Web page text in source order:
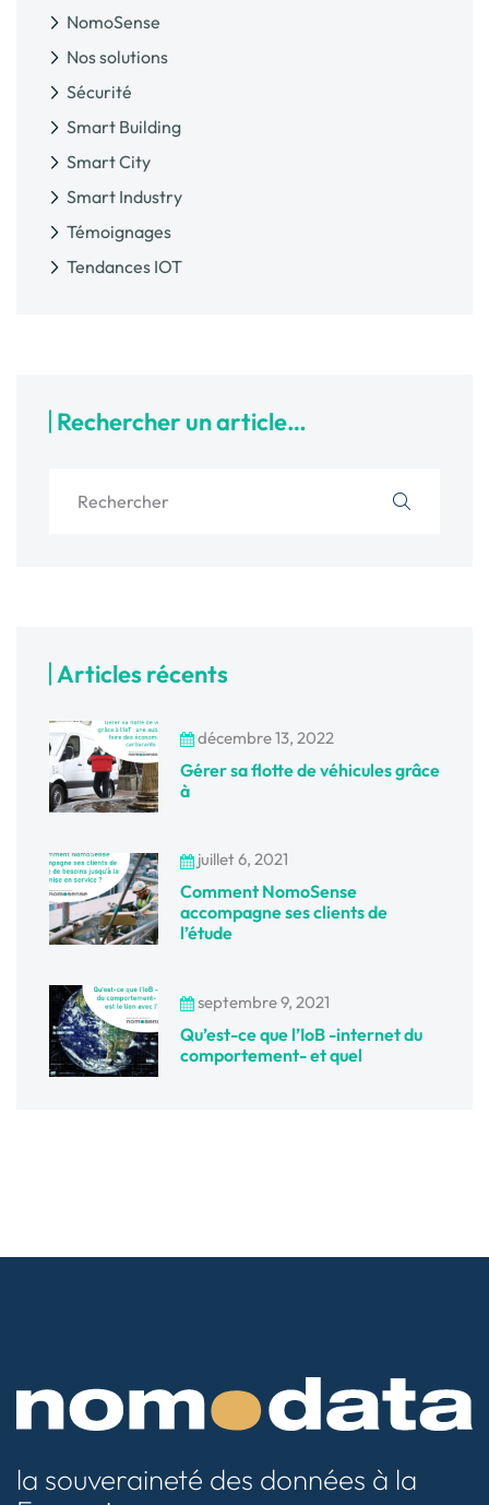
NomoSense
Nos solutions
Sécurité
Smart Building
Smart City
Smart Industry
Témoignages
Tendances IOT
Rechercher un article…
Articles récents
décembre 13, 2022
Gérer sa flotte de véhicules grâce
à
juillet 6, 2021
Comment NomoSense
accompagne ses clients de
l’étude
septembre 9, 2021
Qu’est-ce que l’IoB -internet du
comportement- et quel
la souveraineté des données à la